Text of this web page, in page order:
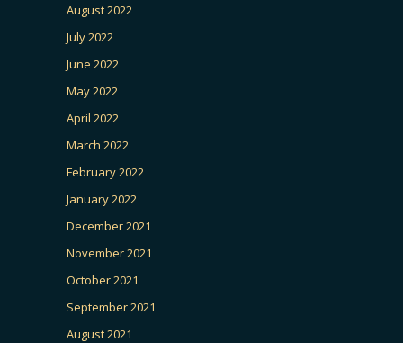
August 2022
July 2022
June 2022
May 2022
April 2022
March 2022
February 2022
January 2022
December 2021
November 2021
October 2021
September 2021
August 2021